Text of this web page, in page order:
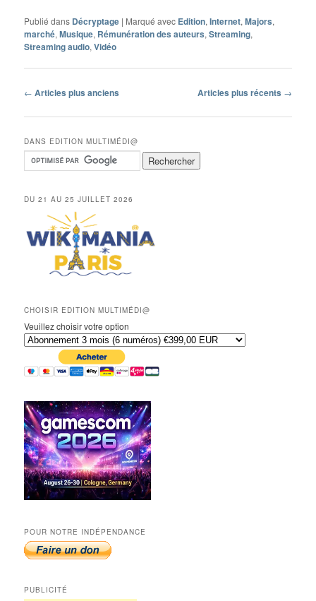
Publié dans Décryptage | Marqué avec Edition,Internet,Majors,
marché,Musique, Rémunération des auteurs,Streaming,
Streaming audio,Vidéo
Navigation
articles
← Articles plus anciens Articles plus récents →
DANS EDITION MULTIMÉDI@
DU 21 AU 25 JUILLET 2026
CHOISIR EDITION MULTIMÉDI@
Veuillez choisir votre option
POUR NOTRE INDÉPENDANCE
PUBLICITÉ